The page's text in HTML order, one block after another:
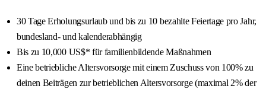
30 Tage Erholungsurlaub und bis zu 10 bezahlte Feiertage pro Jahr,
bundesland- und kalenderabhängig
Bis zu 10,000 US$* für familienbildende Maßnahmen
Eine betriebliche Altersvorsorge mit einem Zuschuss von 100% zu
deinen Beiträgen zur betrieblichen Altersvorsorge (maximal 2% der